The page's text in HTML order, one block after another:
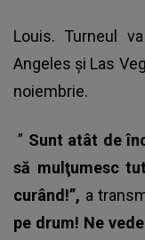
Louis. Turneul
Angeles şi Las
noiembrie.
” Sunt atât de
să mulţumesc
curând!”, a
pe drum! Ne